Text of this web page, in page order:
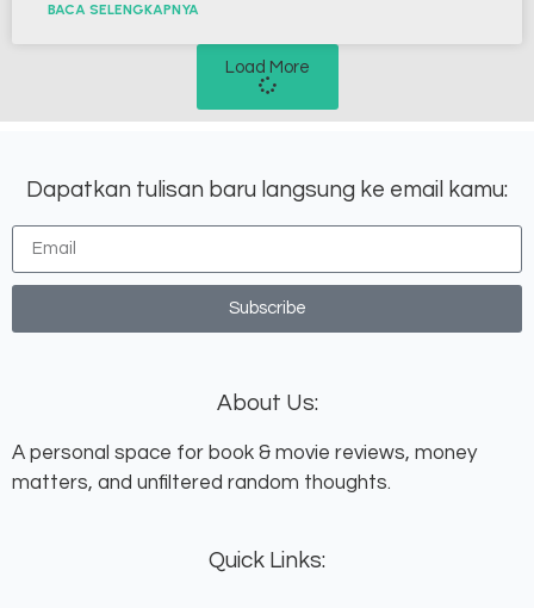
BACA SELENGKAPNYA
Load More
Dapatkan tulisan baru langsung ke email kamu:
Subscribe
About Us:
A personal space for book & movie reviews, money
matters, and unfiltered random thoughts.
Quick Links: